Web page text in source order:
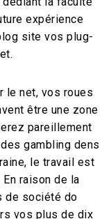
expérience
site vos plug-
net, vos roues
être une zone
pareillement
gambling dens
le travail est
raison de la
de société do
vos plus de dix